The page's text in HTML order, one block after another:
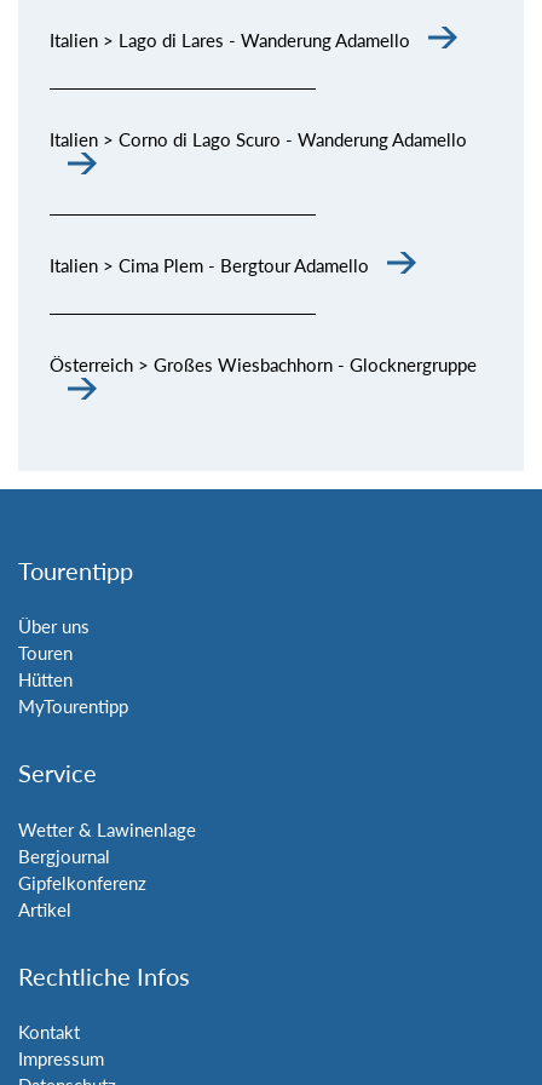
Italien > Lago di Lares - Wanderung Adamello
Italien > Corno di Lago Scuro - Wanderung Adamello
Italien > Cima Plem - Bergtour Adamello
Österreich > Großes Wiesbachhorn - Glocknergruppe
Tourentipp
Über uns
Touren
Hütten
MyTourentipp
Service
Wetter & Lawinenlage
Bergjournal
Gipfelkonferenz
Artikel
Rechtliche Infos
Kontakt
Impressum